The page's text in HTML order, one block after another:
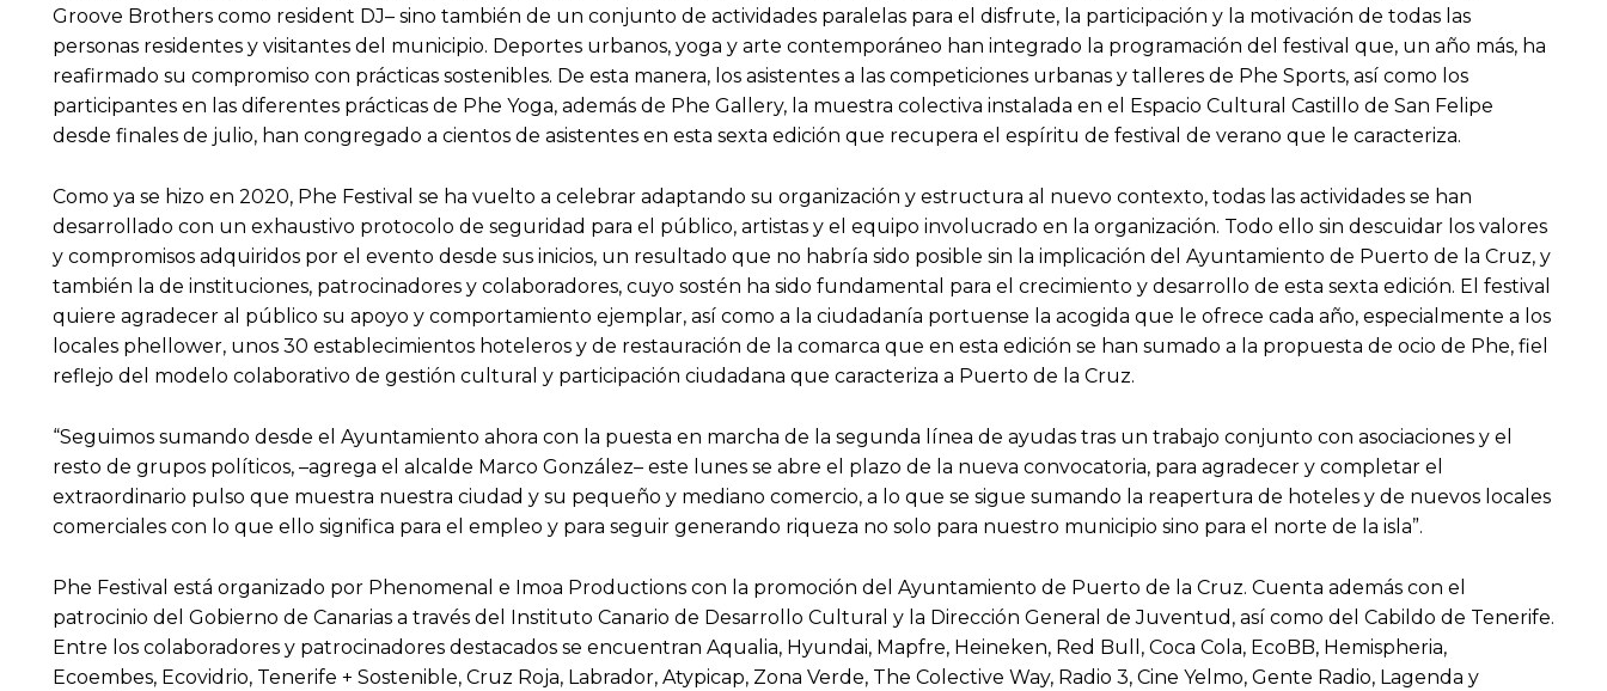
Groove Brothers como resident DJ– sino también de un conjunto de actividades paralelas para el disfrute, la participación y la motivación de todas las
personas residentes y visitantes del municipio. Deportes urbanos, yoga y arte contemporáneo han integrado la programación del festival que, un año más, ha
reafirmado su compromiso con prácticas sostenibles. De esta manera, los asistentes a las competiciones urbanas y talleres de Phe Sports, así como los
participantes en las diferentes prácticas de Phe Yoga, además de Phe Gallery, la muestra colectiva instalada en el Espacio Cultural Castillo de San Felipe
desde finales de julio, han congregado a cientos de asistentes en esta sexta edición que recupera el espíritu de festival de verano que le caracteriza.
Como ya se hizo en 2020, Phe Festival se ha vuelto a celebrar adaptando su organización y estructura al nuevo contexto, todas las actividades se han
desarrollado con un exhaustivo protocolo de seguridad para el público, artistas y el equipo involucrado en la organización. Todo ello sin descuidar los valores
y compromisos adquiridos por el evento desde sus inicios, un resultado que no habría sido posible sin la implicación del Ayuntamiento de Puerto de la Cruz, y
también la de instituciones, patrocinadores y colaboradores, cuyo sostén ha sido fundamental para el crecimiento y desarrollo de esta sexta edición. El festival
quiere agradecer al público su apoyo y comportamiento ejemplar, así como a la ciudadanía portuense la acogida que le ofrece cada año, especialmente a los
locales phellower, unos 30 establecimientos hoteleros y de restauración de la comarca que en esta edición se han sumado a la propuesta de ocio de Phe, fiel
reflejo del modelo colaborativo de gestión cultural y participación ciudadana que caracteriza a Puerto de la Cruz.
“Seguimos sumando desde el Ayuntamiento ahora con la puesta en marcha de la segunda línea de ayudas tras un trabajo conjunto con asociaciones y el
resto de grupos políticos, –agrega el alcalde Marco González– este lunes se abre el plazo de la nueva convocatoria, para agradecer y completar el
extraordinario pulso que muestra nuestra ciudad y su pequeño y mediano comercio, a lo que se sigue sumando la reapertura de hoteles y de nuevos locales
comerciales con lo que ello significa para el empleo y para seguir generando riqueza no solo para nuestro municipio sino para el norte de la isla”.
Phe Festival está organizado por Phenomenal e Imoa Productions con la promoción del Ayuntamiento de Puerto de la Cruz. Cuenta además con el
patrocinio del Gobierno de Canarias a través del Instituto Canario de Desarrollo Cultural y la Dirección General de Juventud, así como del Cabildo de Tenerife.
Entre los colaboradores y patrocinadores destacados se encuentran Aqualia, Hyundai, Mapfre, Heineken, Red Bull, Coca Cola, EcoBB, Hemispheria,
Ecoembes, Ecovidrio, Tenerife + Sostenible, Cruz Roja, Labrador, Atypicap, Zona Verde, The Colective Way, Radio 3, Cine Yelmo, Gente Radio, Lagenda y